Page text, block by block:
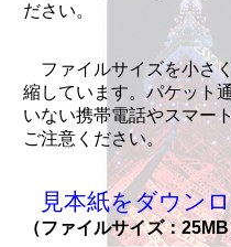
ださい。
ファイルサイズを小さ
縮しています。パケット
いない携帯電話やスマー
ご注意ください。
見本紙をダウン
（ファイルサイズ：